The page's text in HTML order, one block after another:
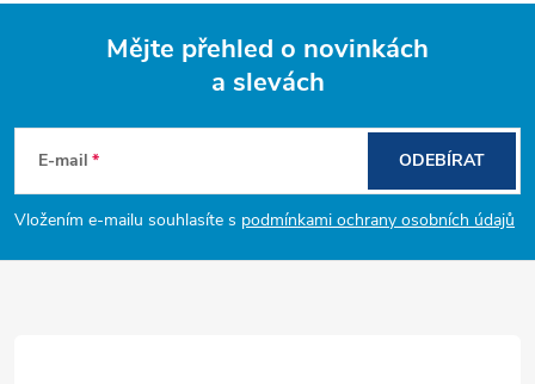
p
Mějte přehled o novinkách
a slevách
E-mail
Vložením e-mailu souhlasíte s podmínkami ochrany osobních údajů
ODEBÍRAT